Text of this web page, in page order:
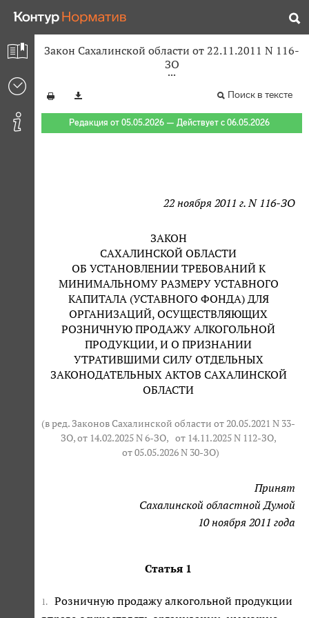
Закон Сахалинской области от 22.11.2011 N 116-
ЗО
Поиск в тексте
Редакция от 05.05.2026 — Действует с 06.05.2026
22 ноября 2011 г. N 116-ЗО
ЗАКОН
САХАЛИНСКОЙ ОБЛАСТИ
ОБ УСТАНОВЛЕНИИ ТРЕБОВАНИЙ К
МИНИМАЛЬНОМУ РАЗМЕРУ УСТАВНОГО
КАПИТАЛА (УСТАВНОГО ФОНДА) ДЛЯ
ОРГАНИЗАЦИЙ, ОСУЩЕСТВЛЯЮЩИХ
РОЗНИЧНУЮ ПРОДАЖУ АЛКОГОЛЬНОЙ
ПРОДУКЦИИ, И О ПРИЗНАНИИ
УТРАТИВШИМИ СИЛУ ОТДЕЛЬНЫХ
ЗАКОНОДАТЕЛЬНЫХ АКТОВ САХАЛИНСКОЙ
ОБЛАСТИ
(в ред. Законов Сахалинской области от 20.05.2021 N 33-
ЗО, от 14.02.2025 N 6-ЗО, от 14.11.2025 N 112-ЗО,
от 05.05.2026 N 30-ЗО)
Принят
Сахалинской областной Думой
10 ноября 2011 года
Статья 1
1.
Розничную продажу алкогольной продукции